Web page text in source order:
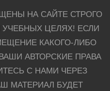
НА САЙТЕ СТРОГО
ЦЕЛЯХ! ЕСЛИ
КАКОГО-ЛИБО
АВТОРСКИЕ ПРАВА
С НАМИ ЧЕРЕЗ
МАТЕРИАЛ БУДЕТ